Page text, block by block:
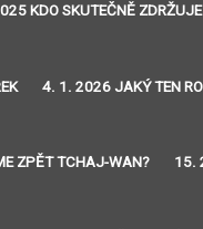
KDO SKUTEČNĚ
4. 1. 2026 JAKÝ TEN
ZPĚT TCHAJ-WAN? 15.